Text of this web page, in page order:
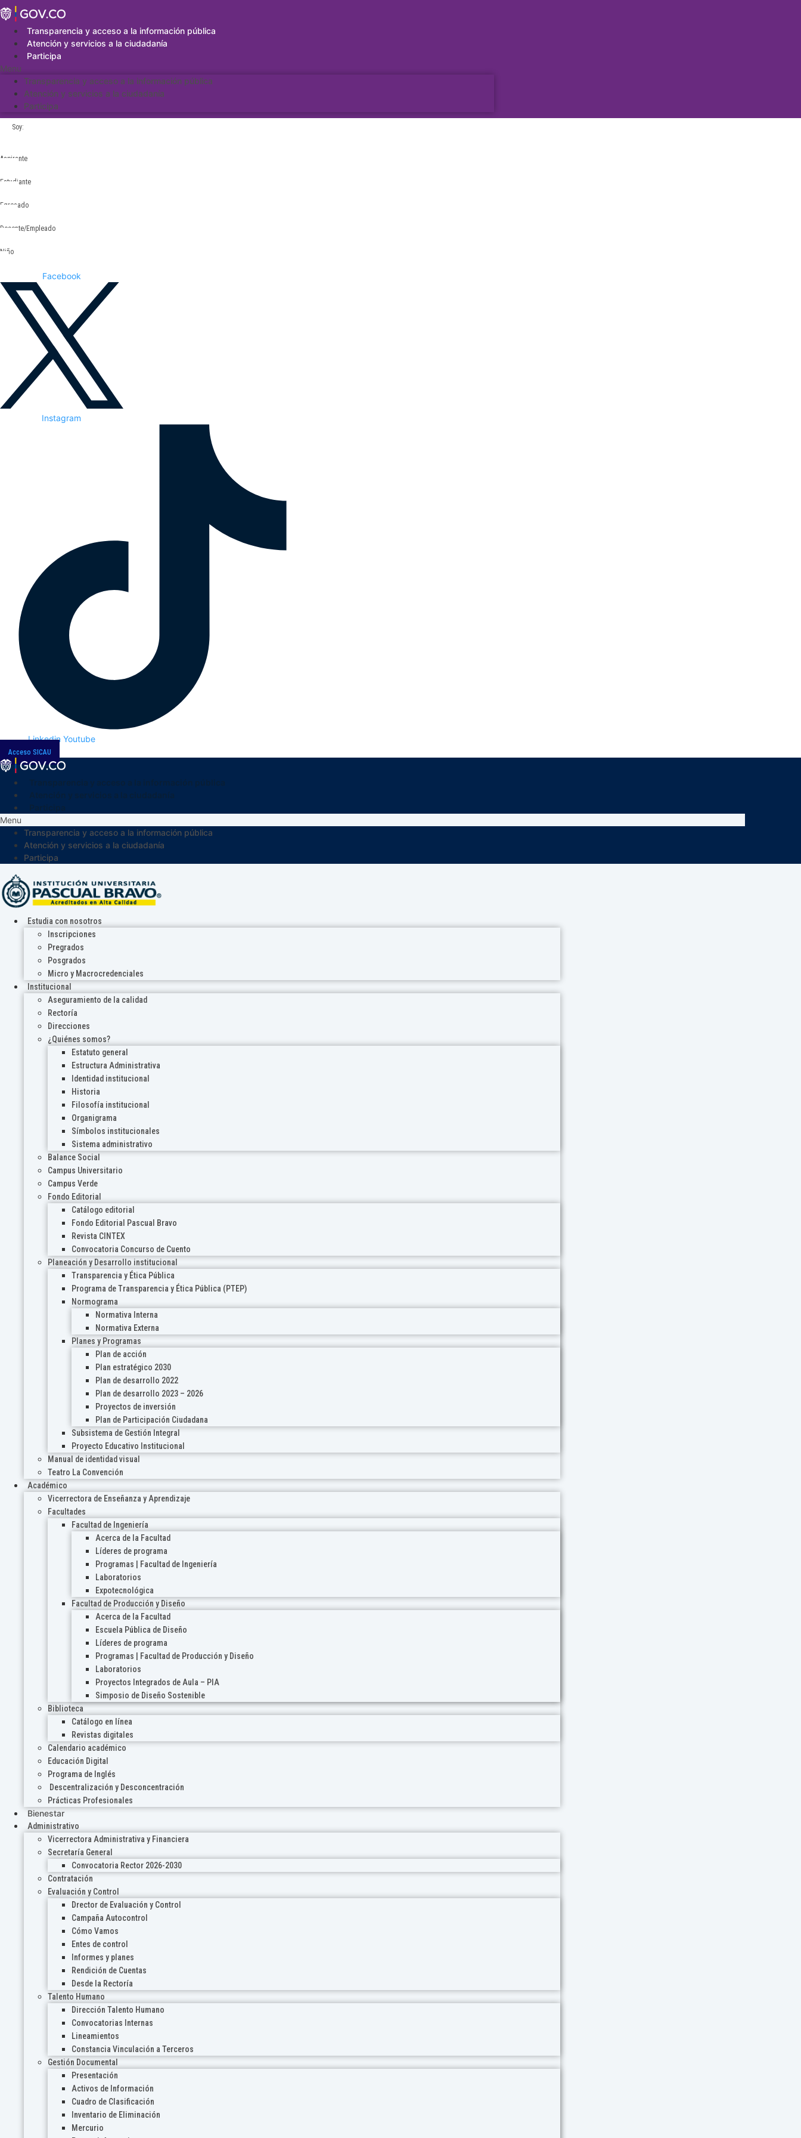
Saltar
al
contenidoTransparencia y acceso a la información pública
Atención y servicios a la ciudadanía
Participa
Menu
Transparencia y acceso a la información pública
Atención y servicios a la ciudadanía
Participa
Soy:
Aspirante
Estudiante
Egresado
Docente/Empleado
Niño
Facebook
Instagram
Linkedin Youtube
Acceso SICAU
Menu
Transparencia y acceso a la información pública
Atención y servicios a la ciudadanía
Participa
Estudia con nosotros
Inscripciones
Pregrados
Posgrados
Micro y Macrocredenciales
Institucional
Aseguramiento de la calidad
Rectoría
Direcciones
¿Quiénes somos?
Estatuto general
Estructura Administrativa
Identidad institucional
Historia
Filosofía institucional
Organigrama
Símbolos institucionales
Sistema administrativo
Balance Social
Campus Universitario
Campus Verde
Fondo Editorial
Catálogo editorial
Fondo Editorial Pascual Bravo
Revista CINTEX
Convocatoria Concurso de Cuento
Planeación y Desarrollo institucional
Transparencia y Ética Pública
Programa de Transparencia y Ética Pública (PTEP)
Normograma
Normativa Interna
Normativa Externa
Planes y Programas
Plan de acción
Plan estratégico 2030
Plan de desarrollo 2022
Plan de desarrollo 2023 – 2026
Proyectos de inversión
Plan de Participación Ciudadana
Subsistema de Gestión Integral
Proyecto Educativo Institucional
Manual de identidad visual
Teatro La Convención
Académico
Vicerrectora de Enseñanza y Aprendizaje
Facultades
Facultad de Ingeniería
Acerca de la Facultad
Líderes de programa
Programas | Facultad de Ingeniería
Laboratorios
Expotecnológica
Facultad de Producción y Diseño
Acerca de la Facultad
Escuela Pública de Diseño
Líderes de programa
Programas | Facultad de Producción y Diseño
Laboratorios
Proyectos Integrados de Aula – PIA
Simposio de Diseño Sostenible
Biblioteca
Catálogo en línea
Revistas digitales
Calendario académico
Educación Digital
Programa de Inglés
Descentralización y Desconcentración
Prácticas Profesionales
Bienestar
Administrativo
Vicerrectora Administrativa y Financiera
Secretaría General
Convocatoria Rector 2026-2030
Contratación
Evaluación y Control
Drector de Evaluación y Control
Campaña Autocontrol
Cómo Vamos
Entes de control
Informes y planes
Rendición de Cuentas
Desde la Rectoría
Talento Humano
Dirección Talento Humano
Convocatorias Internas
Lineamientos
Constancia Vinculación a Terceros
Gestión Documental
Presentación
Activos de Información
Cuadro de Clasificación
Inventario de Eliminación
Mercurio